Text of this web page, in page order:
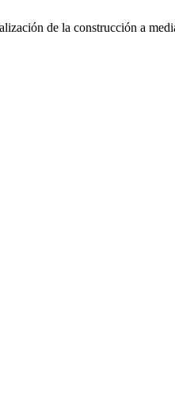
de la construcción a